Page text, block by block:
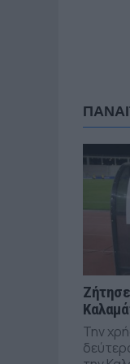
Την